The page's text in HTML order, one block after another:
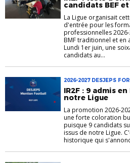
candidats BEF et
La Ligue organisait
d'entrée pour les
professionnelles 2026-
BMF traditionnel et en
Lundi 1er juin, une
candidats au...
2026-2027 DESJEPS
IR2F : 9 admis en
notre Ligue
La promotion 2026-
une forte coloration
puisque 9 candidats
issus de notre Ligue.
historique qui